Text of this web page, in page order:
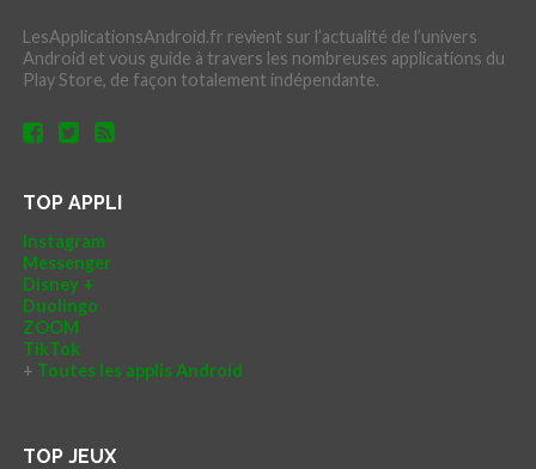
LesApplicationsAndroid.fr revient sur l’actualité de l’univers
Android et vous guide à travers les nombreuses applications du
Play Store, de façon totalement indépendante.
TOP APPLI
Instagram
Messenger
Disney +
Duolingo
ZOOM
TikTok
+ Toutes les applis Android
TOP JEUX